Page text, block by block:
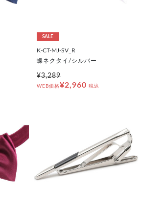
SALE
K-CT-MJ-SV_R
蝶ネクタイ/シルバー
¥3,289
WEB価格¥2,960 税込